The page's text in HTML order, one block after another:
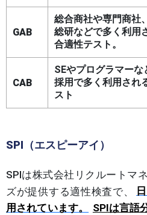
GAB
総合商社や専門商社
総研などで多く利用
合適性テスト。
CAB
SEやプログラマーな
採用で多く利用され
スト
SPI（エスピーアイ）
SPIは株式会社リクルートマ
ズが提供する適性検査で、
用されています。
SPIは言語